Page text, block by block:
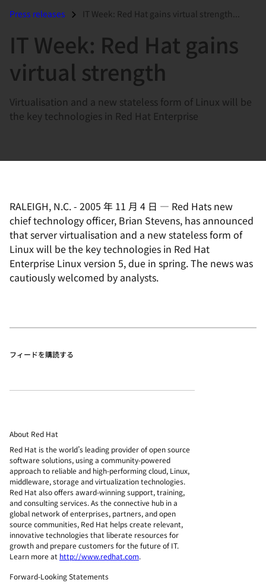
の
選
し
Press releases IT Week: Red Hat gains virtual strength...
IT Week: Red Hat gains
virtual strength
Virtualisation and a new stateless form of Linux will be
the key technologies in Red Hat Enterprise
RALEIGH, N.C.- 2005 年 11 月 4 日 — Red Hats new
chief technology officer, Brian Stevens, has announced
that server virtualisation and a new stateless form of
Linux will be the key technologies in Red Hat
Enterprise Linux version 5, due in spring. The news was
cautiously welcomed by analysts.
フィードを購読する
About Red Hat
Red Hat is the world’s leading provider of open source
software solutions, using a community-powered
approach to reliable and high-performing cloud, Linux,
middleware, storage and virtualization technologies.
Red Hat also offers award-winning support, training,
and consulting services. As the connective hub in a
global network of enterprises, partners, and open
source communities, Red Hat helps create relevant,
innovative technologies that liberate resources for
growth and prepare customers for the future of IT.
Learn more at http://www.redhat.com.
Forward-Looking Statements